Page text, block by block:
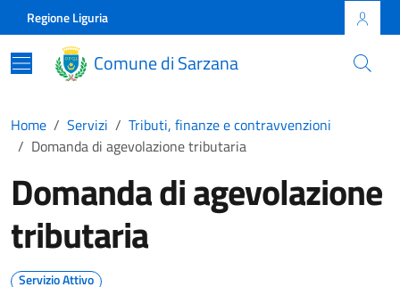
Skip to main content
Comune di Sarzana
Regione Liguria
Comune di Sarzana
Home Servizi
Tributi, finanze e contravvenzioni
Domanda di agevolazione tributaria
Domanda di agevolazione
tributaria
Servizio Attivo